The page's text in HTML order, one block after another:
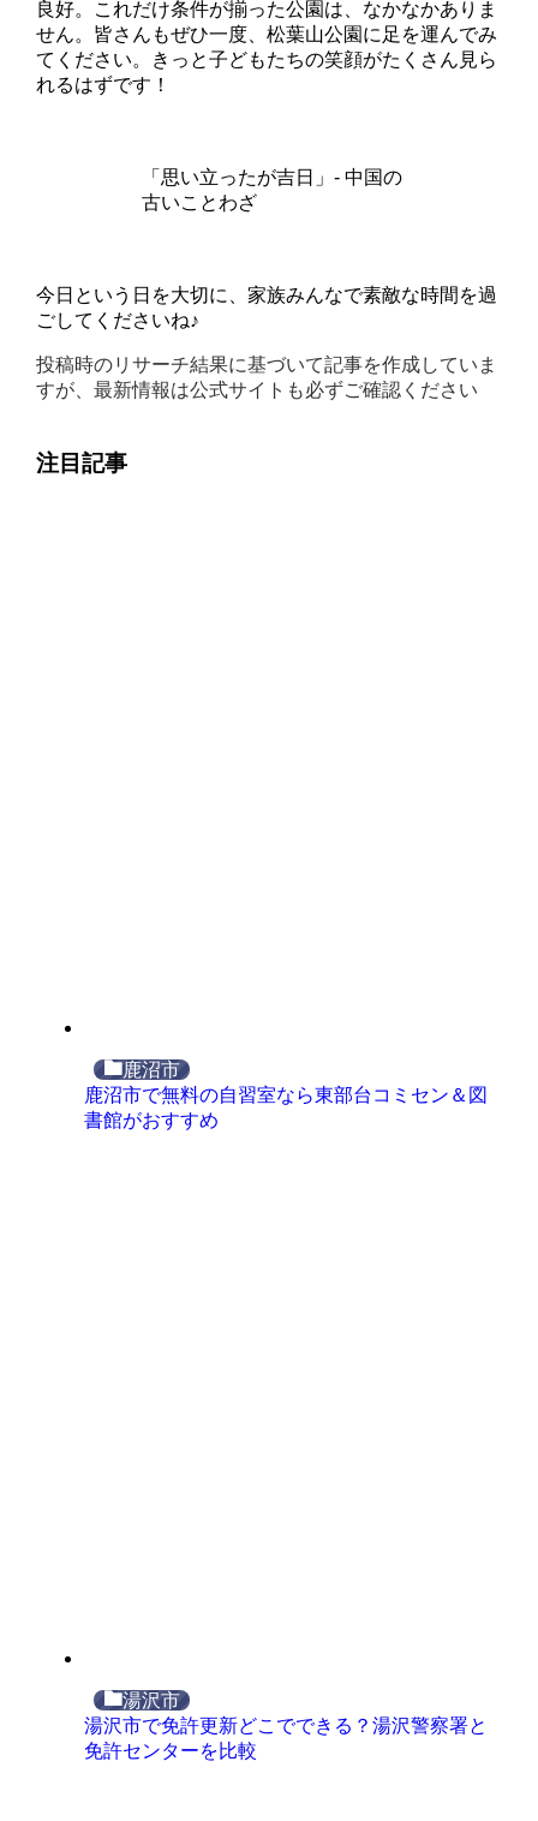
良好。これだけ条件が揃った公園は、なかなかありま
せん。皆さんもぜひ一度、松葉山公園に足を運んでみ
てください。きっと子どもたちの笑顔がたくさん見ら
れるはずです！
「思い立ったが吉日」- 中国の
古いことわざ
今日という日を大切に、家族みんなで素敵な時間を過
ごしてくださいね♪
投稿時のリサーチ結果に基づいて記事を作成していま
すが、最新情報は公式サイトも必ずご確認ください
注目記事
鹿沼市
鹿沼市で無料の自習室なら東部台コミセン＆図
書館がおすすめ
湯沢市
湯沢市で免許更新どこでできる？湯沢警察署と
免許センターを比較